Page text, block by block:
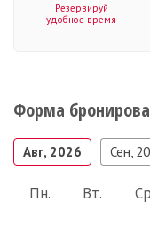
Резервируй
удобное время
Форма
Авг, 2026 Сен,
Пн. Вт.